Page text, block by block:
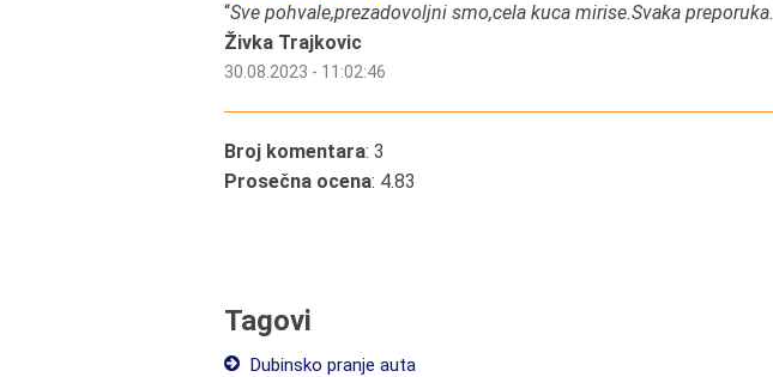
“Sve pohvale,prezadovoljni smo,cela kuca mirise.Svaka preporuka.
Živka Trajkovic
30.08.2023 - 11:02:46
Broj komentara: 3
Prosečna ocena: 4.83
Tagovi
Dubinsko pranje auta